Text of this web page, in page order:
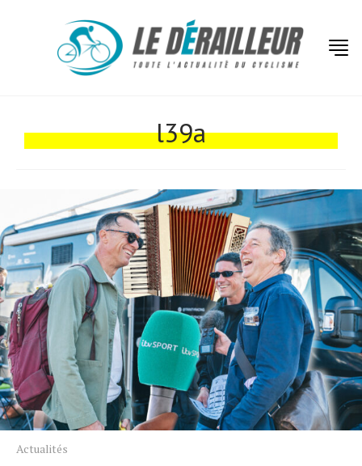
l39a
Actualités
Tests de produits
Tendances
Tous nos articles
À propos